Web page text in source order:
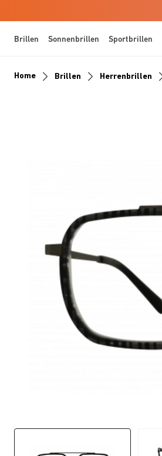
Brillen Sonnenbrillen Sportbrillen
Home Brillen Herrenbrillen